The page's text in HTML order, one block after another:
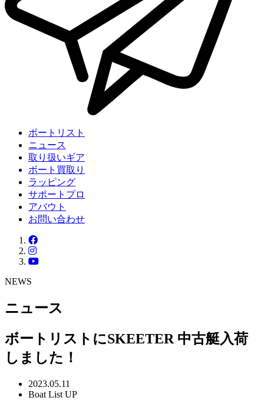
ボートリスト
ニュース
取り扱いギア
ボート買取り
ラッピング
サポートプロ
アバウト
お問い合わせ
NEWS
ニュース
ボートリストにSKEETER 中古艇入荷
しました！
2023.05.11
Boat List UP